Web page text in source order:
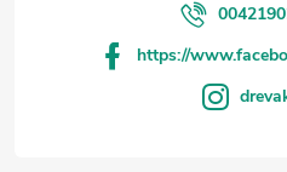
https://